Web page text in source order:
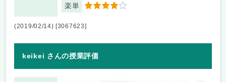
楽単 4
(2019/02/14) [3067623]
keikei さんの授業評価